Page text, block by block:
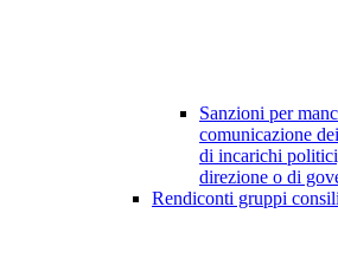
Sanzioni per
comunicazione
di incarichi
direzione o di
Rendiconti gruppi